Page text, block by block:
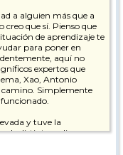
en la pista roja Tubo
vídeo) en la pista roja
Veleta tiene más
que puede servir
grabarme este abril en
más grande, son estos:
a alguien más que a
que sí. Pienso que
de aprendizaje te
para poner en
aquí no
expertos que
Xao, Antonio
camino. Simplemente
y tuve la
de distinto radio.